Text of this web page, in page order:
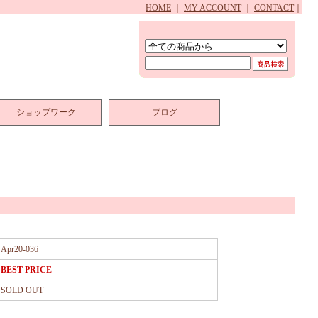
HOME MY ACCOUNT CONTACT
ショップワーク ブログ
Apr20-036
BEST PRICE
SOLD OUT